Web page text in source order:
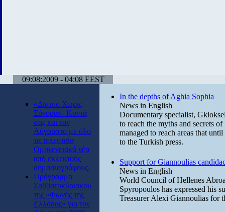
09:08:2009 - 04:08 EEST
«Δίκτυο Χωρίς
Σύνορα»- Κοντά
σας και τον
Αύγουστο με όλο
τα τελευταία
Ομογενειακά νέα
από εκλεκτούς
δημοσιογράφους.
Πρόγραμμα
Σαββατοκύριακου
της «Φωνής της
Ελλάδας» για τον
In the depths of Aghia Sophia
News in English
Documentary specialist,
to reach the myths and secrets
managed to reach areas that
to the Turkish press.
Support for Giannoulias
News in English
World Council of Hellenes
Spyropoulos has expressed his
Treasurer Alexi Giannoulias for